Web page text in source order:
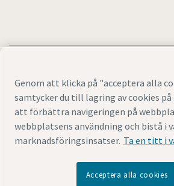
Juridisk information och
Cookie-inställningarTillgänglighet
Genom att klicka på "acceptera alla
samtycker du till lagring av cookies
att förbättra navigeringen på
webbplatsens användning och bistå i
marknadsföringsinsatser. Ta en titt i
Acceptera alla cookies